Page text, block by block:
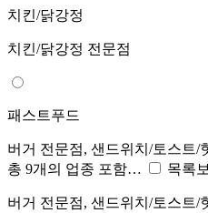
치킨/닭강정
치킨/닭강정 전문점
패스트푸드
버거 전문점, 샌드위치/토스트/
총 9개의 업종 포함…
목록
버거 전문점, 샌드위치/토스트/